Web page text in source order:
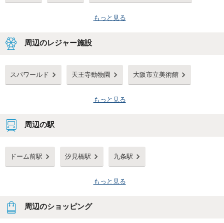
もっと見る
周辺のレジャー施設
スパワールド 天王寺動物園 大阪市立美術館
もっと見る
周辺の駅
ドーム前駅 汐見橋駅 九条駅
もっと見る
周辺のショッピング